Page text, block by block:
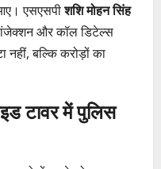
एसएसपीशशि मोहन सिंह
और कॉल डिटेल्स
बल्कि करोड़ों का
टावर में पुलिस